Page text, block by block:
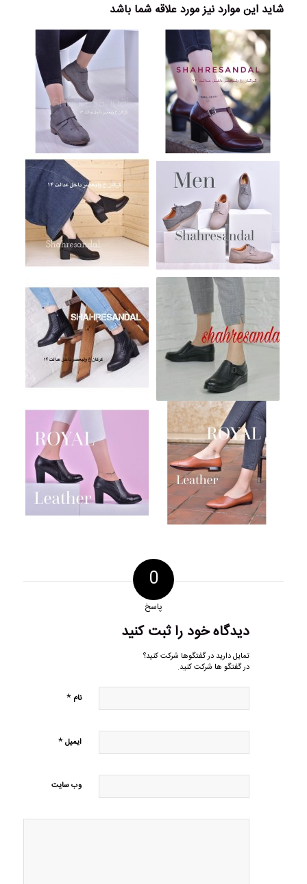
شاید این موارد نیز مورد علاقه شما باشد
0
پاسخ
دیدگاه خود را ثبت کنید
تمایل دارید در گفتگوها شرکت کنید؟
در گفتگو ها شرکت کنید.
نام *
ایمیل*
وب‌ سایت